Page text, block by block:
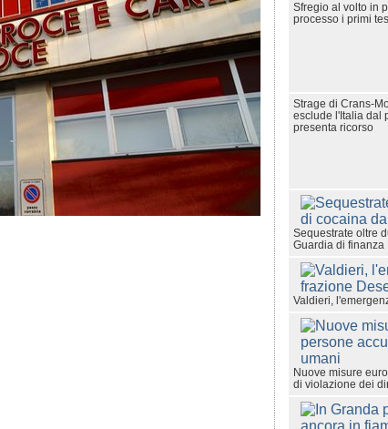
Sfregio al volto in
processo i primi
Strage di Crans-
esclude l'Italia dal
presenta ricorso
Sequestrate oltre
Guardia di finanza
Valdieri,
Nuove misure
di violazione dei